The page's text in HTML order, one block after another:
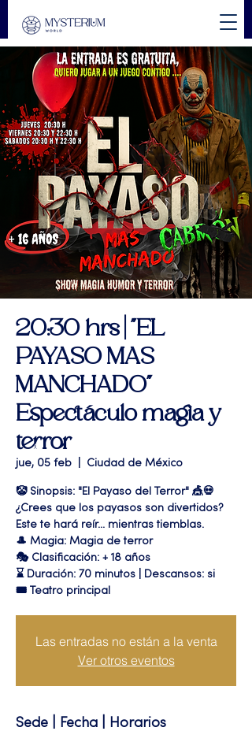
20:30 hrs | "EL
PAYASO MAS
MANCHADO"
Espectáculo magia y
terror
jue, 05 feb Ciudad de México
🤡 Sinopsis: "El Payaso del Terror" 🎪💀
¿Crees que los payasos son divertidos?
Este te hará reír... mientras tiemblas.
🎩 Magia: Magia de terror
🎭 Clasificación: + 18 años
⌛ Duración: 70 minutos | Descansos: si
🎟 Teatro principal
Las entradas no están a la venta
Ver otros eventos
Sede | Fecha | Horarios